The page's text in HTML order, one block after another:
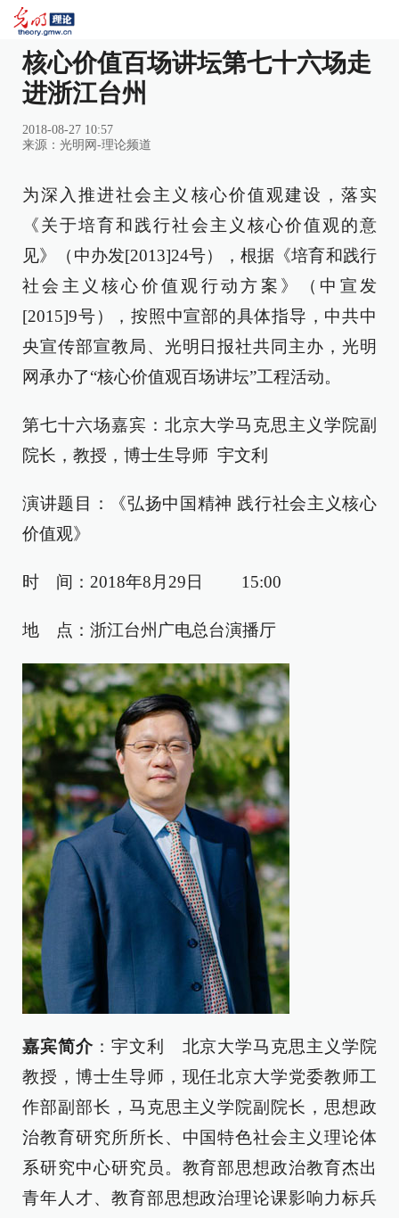
核心价值百场讲坛第七十六场走
进浙江台州
2018-08-27 10:57
来源： 光明网-理论频道
为深入推进社会主义核心价值观建设，落实
《关于培育和践行社会主义核心价值观的意
见》（中办发[2013]24号），根据《培育和践行
社会主义核心价值观行动方案》（中宣发
[2015]9号），按照中宣部的具体指导，中共中
央宣传部宣教局、光明日报社共同主办，光明
网承办了“核心价值观百场讲坛”工程活动。
第七十六场嘉宾： 北京大学马克思主义学院副
院长，教授，博士生导师 宇文利
演讲题目：《弘扬中国精神 践行社会主义核心
价值观》
时 间： 2018年8月29日 15:00
地 点： 浙江台州 广电总台演播厅
嘉宾简介：宇文利 北京大学马克思主义学院
教授，博士生导师，现任北京大学党委教师工
作部副部长，马克思主义学院副院长，思想政
治教育研究所所长、中国特色社会主义理论体
系研究中心研究员。教育部思想政治教育杰出
青年人才、教育部思想政治理论课影响力标兵